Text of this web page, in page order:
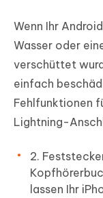
Wenn Ihr
Wasser oder
verschüttet
einfach
Fehlfunktionen
Lightning-
2.
lassen Ihr